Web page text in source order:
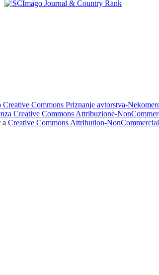
Creative Commons Priznanje avtorstva-
Creative Commons Attribuzione-
a Creative Commons Attribution-